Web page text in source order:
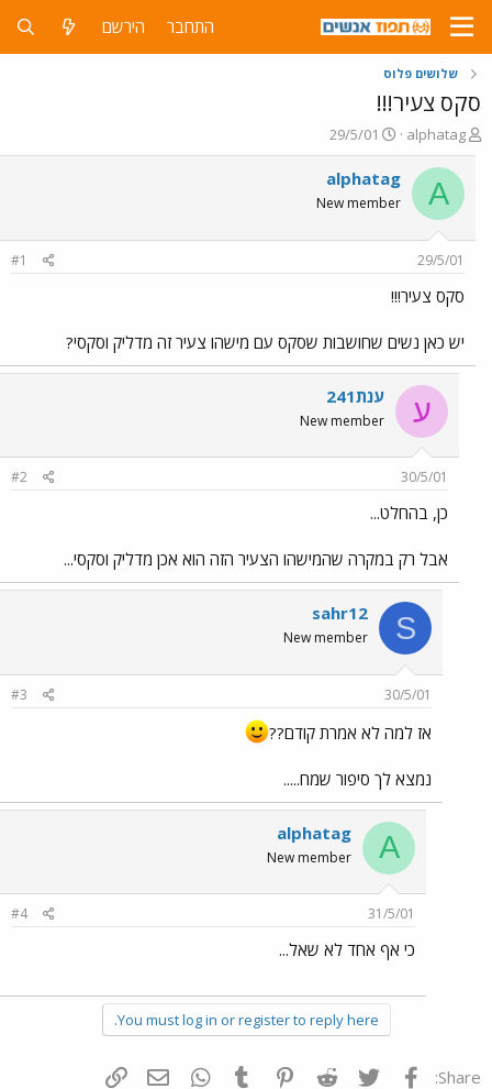
התחבר הירשם
שלושים פלוס
סקס צעיר!!!
פ
ו
ת
ח
ה
ש
א
alphatag
פ
ו
ר
ם
29/5/01
A
alphatag
New member
29/5/01
#1
סקס צעיר!!!
יש כאן נשים שחושבות שסקס עם מישהו צעיר זה מדליק וסקסי?
ע ענת241
New member
30/5/01
#2
כן, בהחלט...
אבל רק במקרה שהמישהו הצעיר הזה הוא אכן מדליק וסקסי...
S
sahr12
New member
30/5/01
#3
אז למה לא אמרת קודם??
נמצא לך סיפור שמח.....
A
alphatag
New member
31/5/01
#4
כי אף אחד לא שאל...
You must log in or register to reply here.
Share: פייסבוק Twitter
Reddit
Pinterest
Tumblr
WhatsAppדואר אלקטרוני